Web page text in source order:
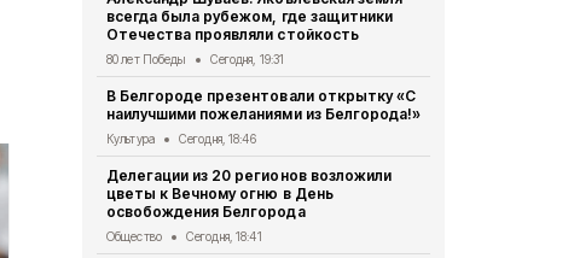
всегда была рубежом, где защитники
Отечества проявляли стойкость
80 лет Победы Сегодня, 19:31
В Белгороде презентовали открытку «С
наилучшими пожеланиями из Белгорода!»
Культура Сегодня, 18:46
Делегации из 20 регионов возложили
цветы к Вечному огню в День
освобождения Белгорода
Общество Сегодня, 18:41